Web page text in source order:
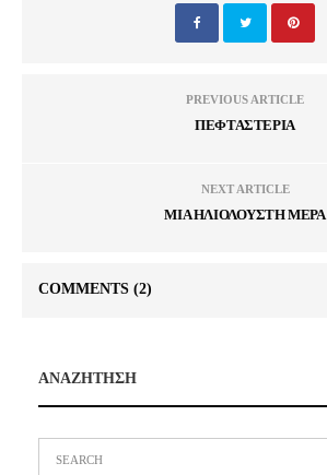
PREVIOUS ARTICLE
ΠΕΦΤΑΣΤΕΡΙΑ
NEXT ARTICLE
ΜΙΑ ΗΛΙΟΛΟΥΣΤΗ ΜΕΡΑ
COMMENTS (2)
ΑΝΑΖΗΤΗΣΗ